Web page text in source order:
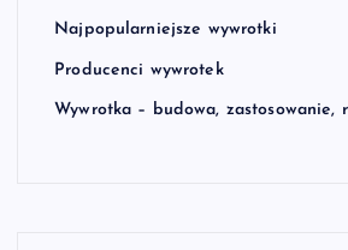
Najpopularniejsze wywrotki
Producenci wywrotek
Wywrotka – budowa, zastosowanie,